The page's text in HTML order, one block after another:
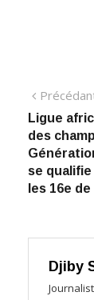
de
Ligue
des
se
les 16e
Djiby